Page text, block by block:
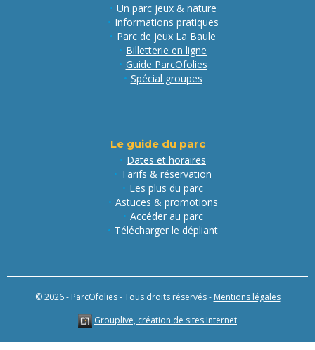
Un parc jeux & nature
Informations pratiques
Parc de jeux La Baule
Billetterie en ligne
Guide ParcOfolies
Spécial groupes
Le guide du parc
Dates et horaires
Tarifs & réservation
Les plus du parc
Astuces & promotions
Accéder au parc
Télécharger le dépliant
© 2026 - ParcOfolies - Tous droits réservés - Mentions légales
Grouplive, création de sites Internet